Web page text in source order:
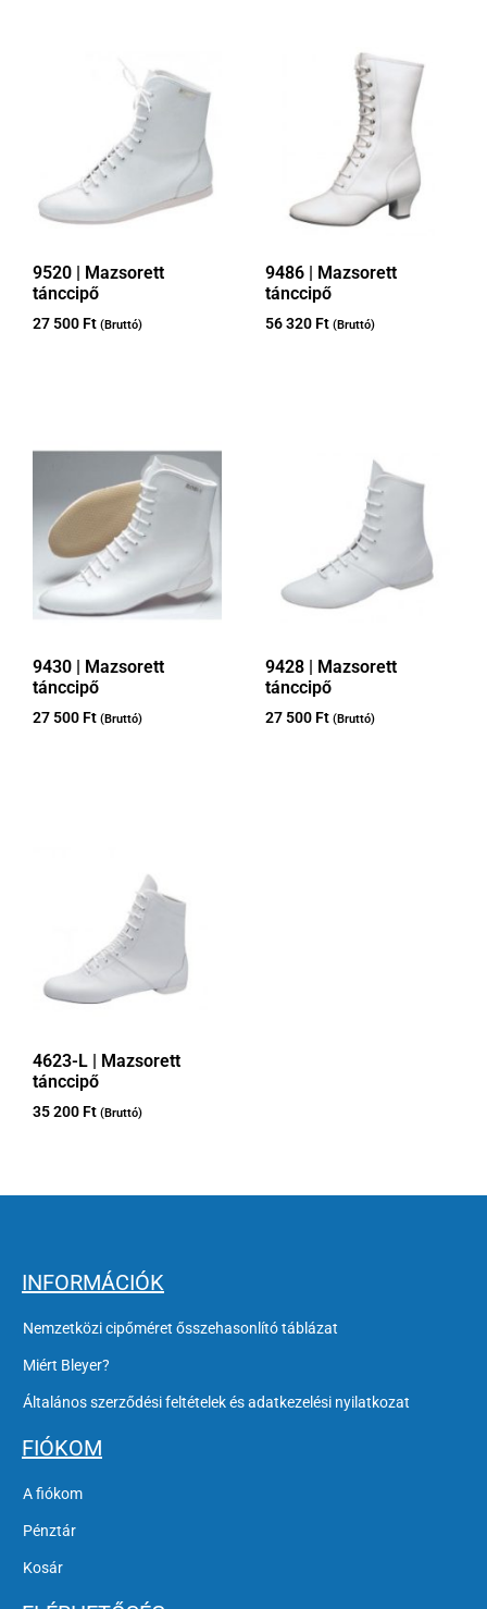
9520 | Mazsorett
tánccipő
27 500 Ft (Bruttó)
9486 | Mazsorett
tánccipő
56 320 Ft (Bruttó)
9430 | Mazsorett
tánccipő
27 500 Ft (Bruttó)
9428 | Mazsorett
tánccipő
27 500 Ft (Bruttó)
4623-L | Mazsorett
tánccipő
35 200 Ft (Bruttó)
INFORMÁCIÓK
Nemzetközi cipőméret ősszehasonlító táblázat
Miért Bleyer?
Általános szerződési feltételek és adatkezelési nyilatkozat
FIÓKOM
A fiókom
Pénztár
Kosár